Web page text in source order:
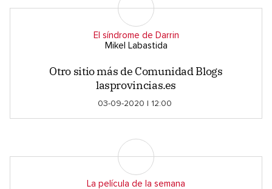
El síndrome de Darrin
Mikel Labastida
Otro sitio más de Comunidad Blogs
lasprovincias.es
03-09-2020 | 12:00
La película de la semana